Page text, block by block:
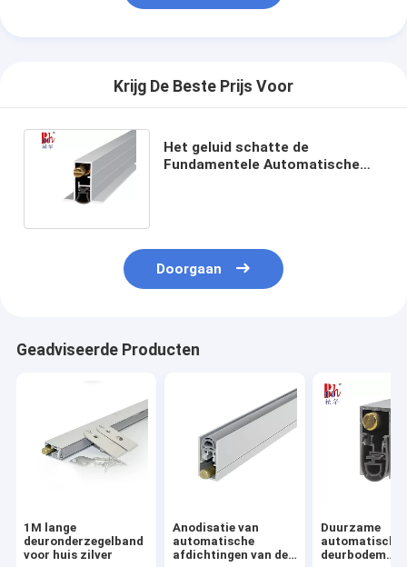
Krijg De Beste Prijs Voor
Het geluid schatte de
Fundamentele Automatische
Doorgaan
Geadviseerde Producten
1M lange
deuronderzegelband
voor huis zilver
Anodisatie van
automatische
afdichtingen van de
Duurzame
automatische
deurbodem